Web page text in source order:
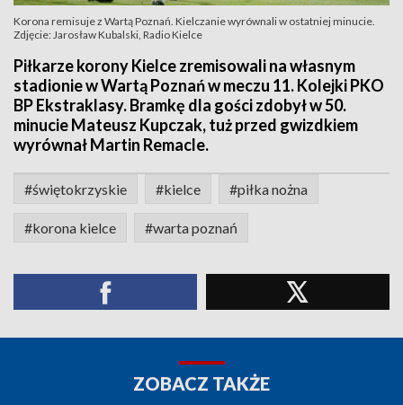
Korona remisuje z Wartą Poznań. Kielczanie wyrównali w ostatniej minucie.
Zdjęcie: Jarosław Kubalski, Radio Kielce
Piłkarze korony Kielce zremisowali na własnym
stadionie w Wartą Poznań w meczu 11. Kolejki PKO
BP Ekstraklasy. Bramkę dla gości zdobył w 50.
minucie Mateusz Kupczak, tuż przed gwizdkiem
wyrównał Martin Remacle.
#świętokrzyskie #kielce #piłka nożna
#korona kielce #warta poznań
ZOBACZ TAKŻE